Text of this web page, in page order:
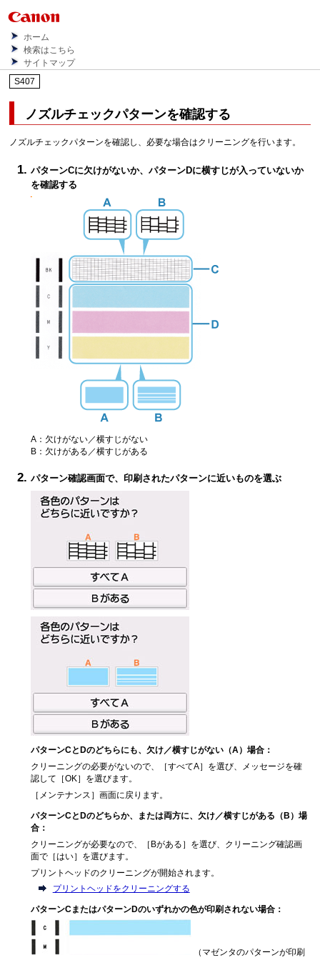
ホーム
検索はこちら
サイトマップ
S407
ノズルチェックパターンを確認する
ノズルチェックパターンを確認し、必要な場合はクリーニングを行います。
パターンCに欠けがないか、パターンDに横すじが入っていないか
を確認する
A：欠けがない／横すじがない
B：欠けがある／横すじがある
パターン確認画面で、印刷されたパターンに近いものを選ぶ
パターンCとDのどちらにも、欠け／横すじがない（A）場合：
クリーニングの必要がないので、［すべてA］を選び、メッセージを確
認して［OK］を選びます。
［メンテナンス］画面に戻ります。
パターンCとDのどちらか、または両方に、欠け／横すじがある（B）場
合：
クリーニングが必要なので、［Bがある］を選び、クリーニング確認画
面で［はい］を選びます。
プリントヘッドのクリーニングが開始されます。
プリントヘッドをクリーニングする
パターンCまたはパターンDのいずれかの色が印刷されない場合：
（マゼンタのパターンが印刷